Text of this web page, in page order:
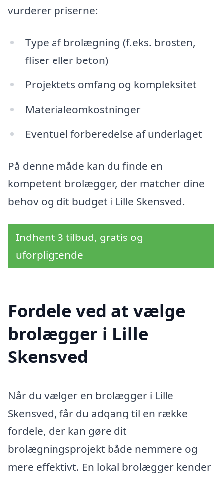
vurderer priserne:
Type af brolægning (f.eks. brosten,
fliser eller beton)
Projektets omfang og kompleksitet
Materialeomkostninger
Eventuel forberedelse af underlaget
På denne måde kan du finde en
kompetent brolægger, der matcher dine
behov og dit budget i Lille Skensved.
Indhent 3 tilbud, gratis og
uforpligtende
Fordele ved at vælge
brolægger i Lille
Skensved
Når du vælger en brolægger i Lille
Skensved, får du adgang til en række
fordele, der kan gøre dit
brolægningsprojekt både nemmere og
mere effektivt. En lokal brolægger kender